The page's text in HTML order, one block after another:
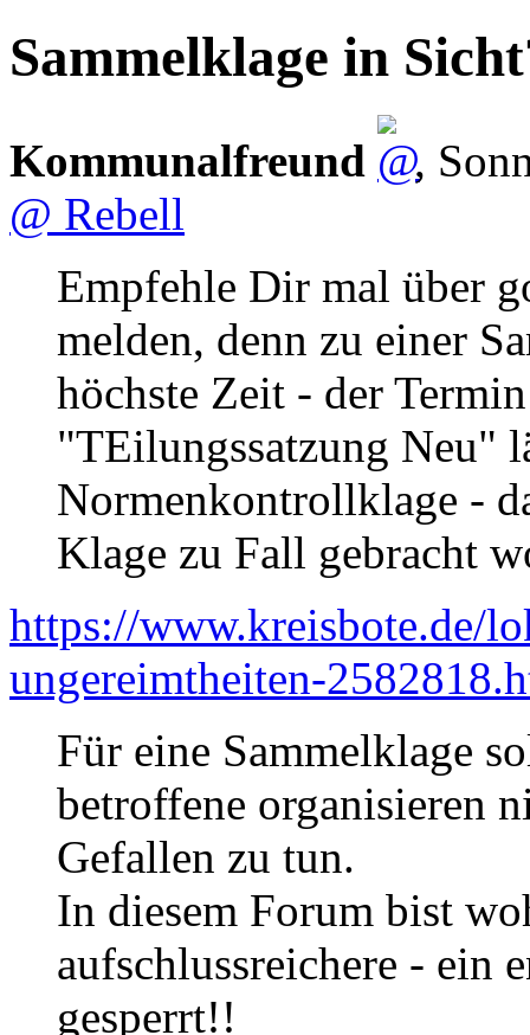
Sammelklage in
Kommunalfreund ,
@ Rebell
Empfehle Dir mal über
melden, denn zu einer
höchste Zeit - der
"TEilungssatzung Neu"
Normenkontrollklage -
Klage zu Fall gebracht
https://www.kreisbote.de/
ungereimtheiten-
Für eine Sammelklage
betroffene organisieren
Gefallen zu tun.
In diesem Forum bist
aufschlussreichere - ein
gesperrt!!